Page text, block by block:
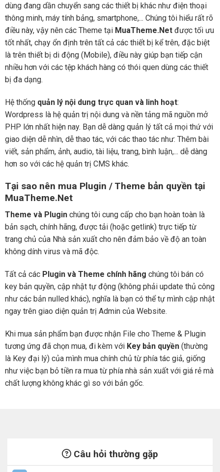
dùng đang dần chuyển sang các thiết bị khác như điện thoại
thông minh, máy tính bảng, smartphone,... Chúng tôi hiểu rất rõ
điều này, vậy nên các Theme tại MuaTheme.Net được tối ưu
tốt nhất, chạy ổn định trên tất cả các thiết bị kể trên, đặc biệt
là trên thiết bị di động (Mobile), điều này giúp bạn tiếp cận
nhiều hơn với các tệp khách hàng có thói quen dùng các thiết
bị đa dạng.
Hệ thống quản lý nội dung trực quan và linh hoạt:
Wordpress là hệ quản trị nội dung và nền tảng mã nguồn mở
PHP lớn nhất hiện nay. Bạn dễ dàng quản lý tất cả mọi thứ với
giao diện dễ nhìn, dễ thao tác, với các thao tác như: Thêm bài
viết, sản phẩm, ảnh, audio, tài liệu, trang, bình luận,... dễ dàng
hơn so với các hệ quản trị CMS khác.
Tại sao nên mua Plugin / Theme bản quyền tại
MuaTheme.Net
Theme và Plugin chúng tôi cung cấp cho bạn hoàn toàn là
bản sạch, chính hãng, được tải (hoặc getlink) trực tiếp từ
trang chủ của Nhà sản xuất cho nên đảm bảo về độ an toàn
không dính virus và mã độc.
Tất cả các Plugin và Theme chính hãng chúng tôi bán có
key bản quyền, cập nhật tự động (không phải update thủ công
như các bản nulled khác), nghĩa là bạn có thể tự mình cập nhật
ngay trên giao diện quản trị Admin của Website.
Khi mua sản phẩm bạn được nhận File cho Theme & Plugin
tương ứng đã chọn mua, đi kèm với Key bản quyền (thường
là Key đại lý) của mình mua chính chủ từ phía tác giả, giống
như việc bạn bỏ tiền ra mua từ phía nhà sản xuất với giá rẻ mà
chất lượng không khác gì so với bản gốc.
Câu hỏi thường gặp